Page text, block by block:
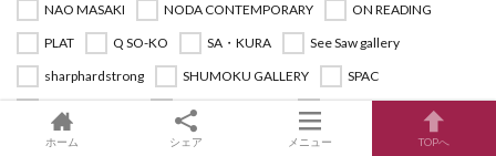
NAO MASAKI
NODA CONTEMPORARY
ON READING
PLAT
Q SO-KO SA・KURA
See Saw gallery
sharphardstrong
SHUMOKU GALLERY
SPAC
STANDING PINE
YEBISU ART LABO
アートラボあいち
あいち2025
あいち2028 あいちトリエンナーレ
ホーム シェア メニュー TOPへ